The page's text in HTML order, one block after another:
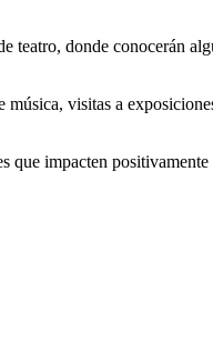
teatro, donde conocerán
visitas a
impacten